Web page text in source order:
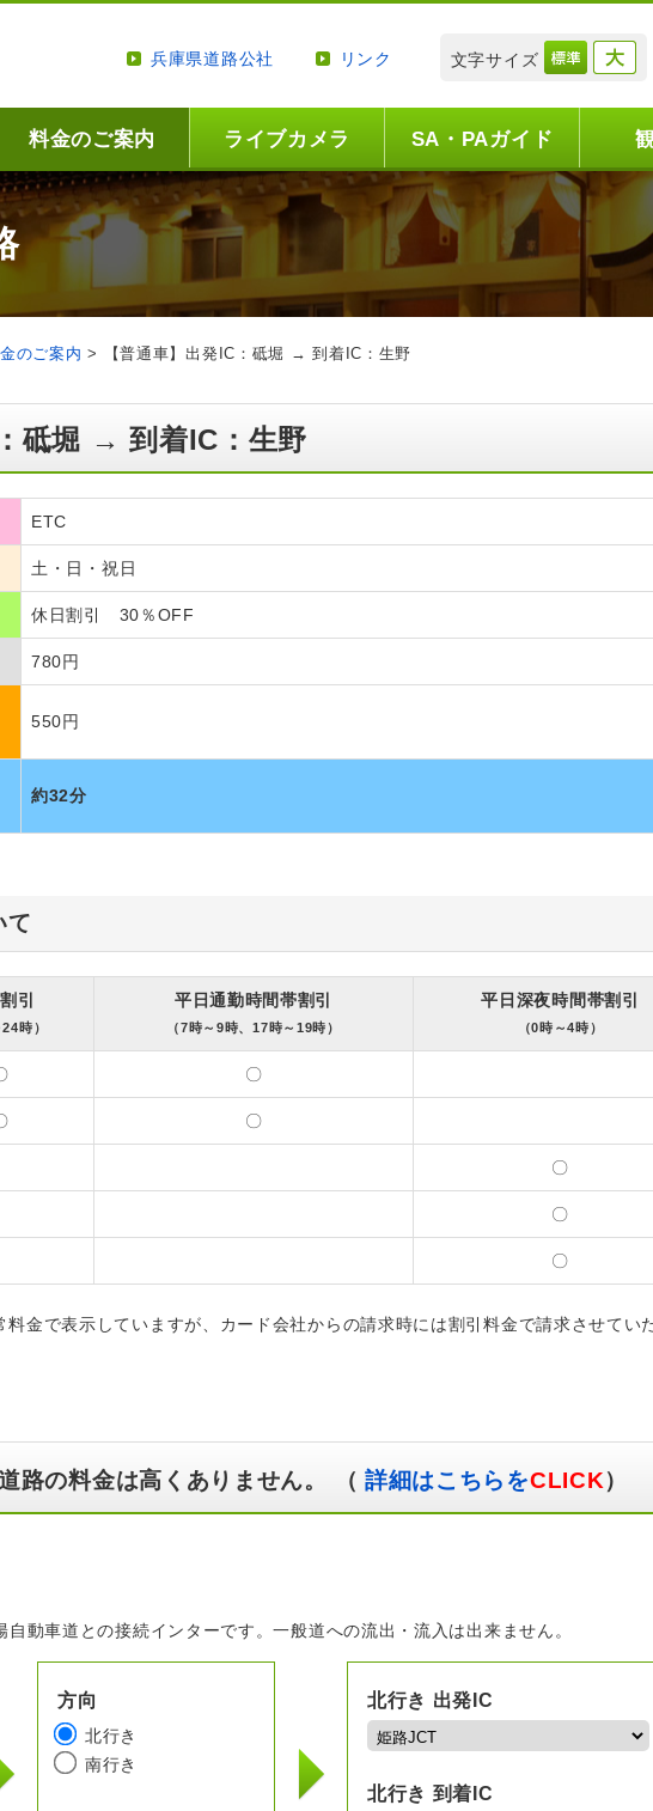
兵庫県道路公社 リンク 文字サイズ
料金のご案内 ライブカメラ SA・PAガイド
のご案内 > 【普通車】出発IC：砥堀 → 到着IC：生野
砥堀 → 到着IC：生野
ETC
土・日・祝日
休日割引 30％OFF
780円
550円
約32分
て
引
24時）
平日通勤時間帯割引
（7時～9時、17時～19時）
平日深夜時間帯割引
（0時～4時）
〇
〇
〇
〇
〇
金で表示していますが、カード会社からの請求時には割引料金で請求させてい
路の料金は高くありません。 （ 詳細はこちらをCLICK）
動車道との接続インターです。一般道への流出・流入は出来ません。
方向
北行き
南行き
北行き 出発IC
北行き 到着IC